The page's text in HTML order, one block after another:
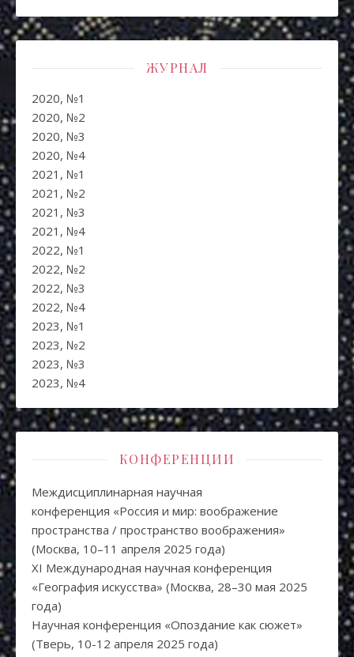
ЖУРНАЛ
2020, №1
2020, №2
2020, №3
2020, №4
2021, №1
2021, №2
2021, №3
2021, №4
2022, №1
2022, №2
2022, №3
2022, №4
2023, №1
2023, №2
2023, №3
2023, №4
КОНФЕРЕНЦИИ
Междисциплинарная научная
конференция «Россия и мир: воображение
пространства / пространство воображения»
(Москва, 10–11 апреля 2025 года)
XI Международная научная конференция
«География искусства» (Москва, 28–30 мая 2025
года)
Научная конференция «Опоздание как сюжет»
(Тверь, 10-12 апреля 2025 года)